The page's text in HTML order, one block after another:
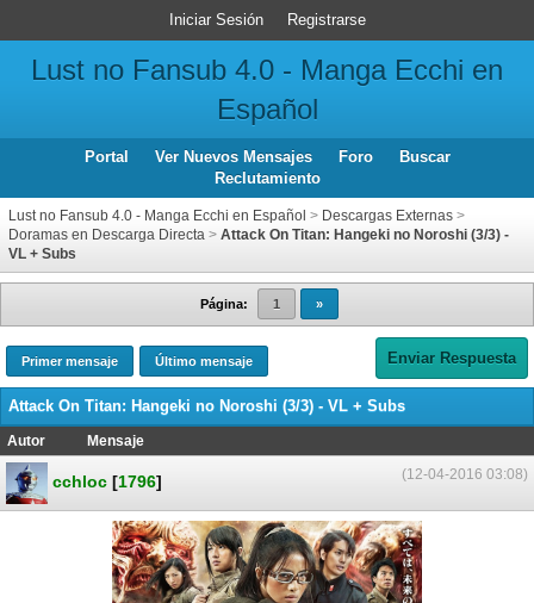
Iniciar Sesión Registrarse
Lust no Fansub 4.0 - Manga Ecchi en
Español
Portal Ver Nuevos Mensajes Foro
Buscar
Reclutamiento
Lust no Fansub 4.0 - Manga Ecchi en Español > Descargas Externas >
Doramas en Descarga Directa > Attack On Titan: Hangeki no Noroshi (3/3) -
VL + Subs
Página: 1 »
Primer mensaje Último mensaje Enviar Respuesta
Attack On Titan: Hangeki no Noroshi (3/3) - VL + Subs
Autor
Mensaje
(12-04-2016 03:08)
cchloc [1796]